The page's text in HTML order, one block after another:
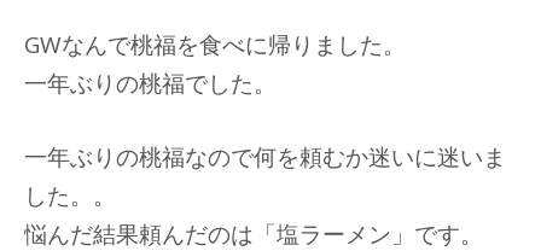
GWなんで桃福を食べに帰りました。
一年ぶりの桃福でした。
一年ぶりの桃福なので何を頼むか迷いに迷いま
した。。
悩んだ結果頼んだのは「塩ラーメン」です。